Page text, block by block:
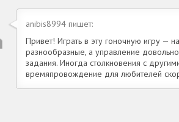
anibis8994 пишет:
Привет! Играть в эту гоночную игру —
разнообразные, а управление
задания. Иногда столкновения с
времяпровождение для любителей